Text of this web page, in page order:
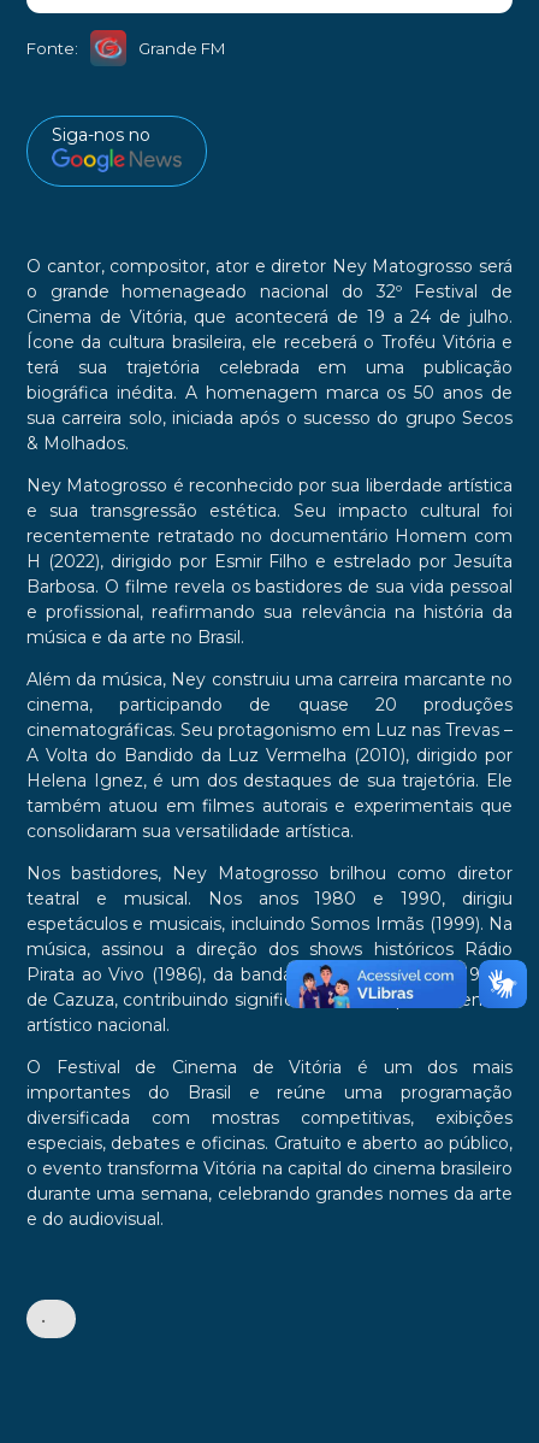
Fonte: Grande FM
Siga-nos no
O cantor, compositor, ator e diretor Ney Matogrosso será
o grande homenageado nacional do 32º Festival de
Cinema de Vitória, que acontecerá de 19 a 24 de julho.
Ícone da cultura brasileira, ele receberá o Troféu Vitória e
terá sua trajetória celebrada em uma publicação
biográfica inédita. A homenagem marca os 50 anos de
sua carreira solo, iniciada após o sucesso do grupo Secos
& Molhados.
Ney Matogrosso é reconhecido por sua liberdade artística
e sua transgressão estética. Seu impacto cultural foi
recentemente retratado no documentário Homem com
H (2022), dirigido por Esmir Filho e estrelado por Jesuíta
Barbosa. O filme revela os bastidores de sua vida pessoal
e profissional, reafirmando sua relevância na história da
música e da arte no Brasil.
Além da música, Ney construiu uma carreira marcante no
cinema, participando de quase 20 produções
cinematográficas. Seu protagonismo em Luz nas Trevas –
A Volta do Bandido da Luz Vermelha (2010), dirigido por
Helena Ignez, é um dos destaques de sua trajetória. Ele
também atuou em filmes autorais e experimentais que
consolidaram sua versatilidade artística.
Nos bastidores, Ney Matogrosso brilhou como diretor
teatral e musical. Nos anos 1980 e 1990, dirigiu
espetáculos e musicais, incluindo Somos Irmãs (1999). Na
música, assinou a direção dos shows históricos Rádio
Pirata ao Vivo (1986), da banda RPM, e Ideologia (1988),
de Cazuza, contribuindo significativamente para o cenário
artístico nacional.
O Festival de Cinema de Vitória é um dos mais
importantes do Brasil e reúne uma programação
diversificada com mostras competitivas, exibições
especiais, debates e oficinas. Gratuito e aberto ao público,
o evento transforma Vitória na capital do cinema brasileiro
durante uma semana, celebrando grandes nomes da arte
e do audiovisual.
•